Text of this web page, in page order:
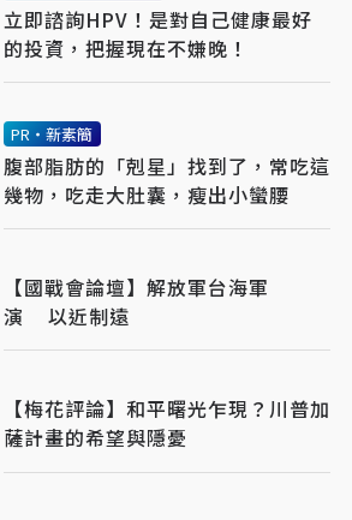
立即諮詢HPV！是對自己健康最好
的投資，把握現在不嫌晚！
PR・新素簡
腹部脂肪的「剋星」找到了，常吃這
幾物，吃走大肚囊，瘦出小蠻腰
【國戰會論壇】解放軍台海軍
演 以近制遠
【梅花評論】和平曙光乍現？川普加
薩計畫的希望與隱憂